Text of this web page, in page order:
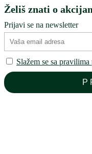
Želiš znati o
Prijavi se na newsletter
Slažem se sa